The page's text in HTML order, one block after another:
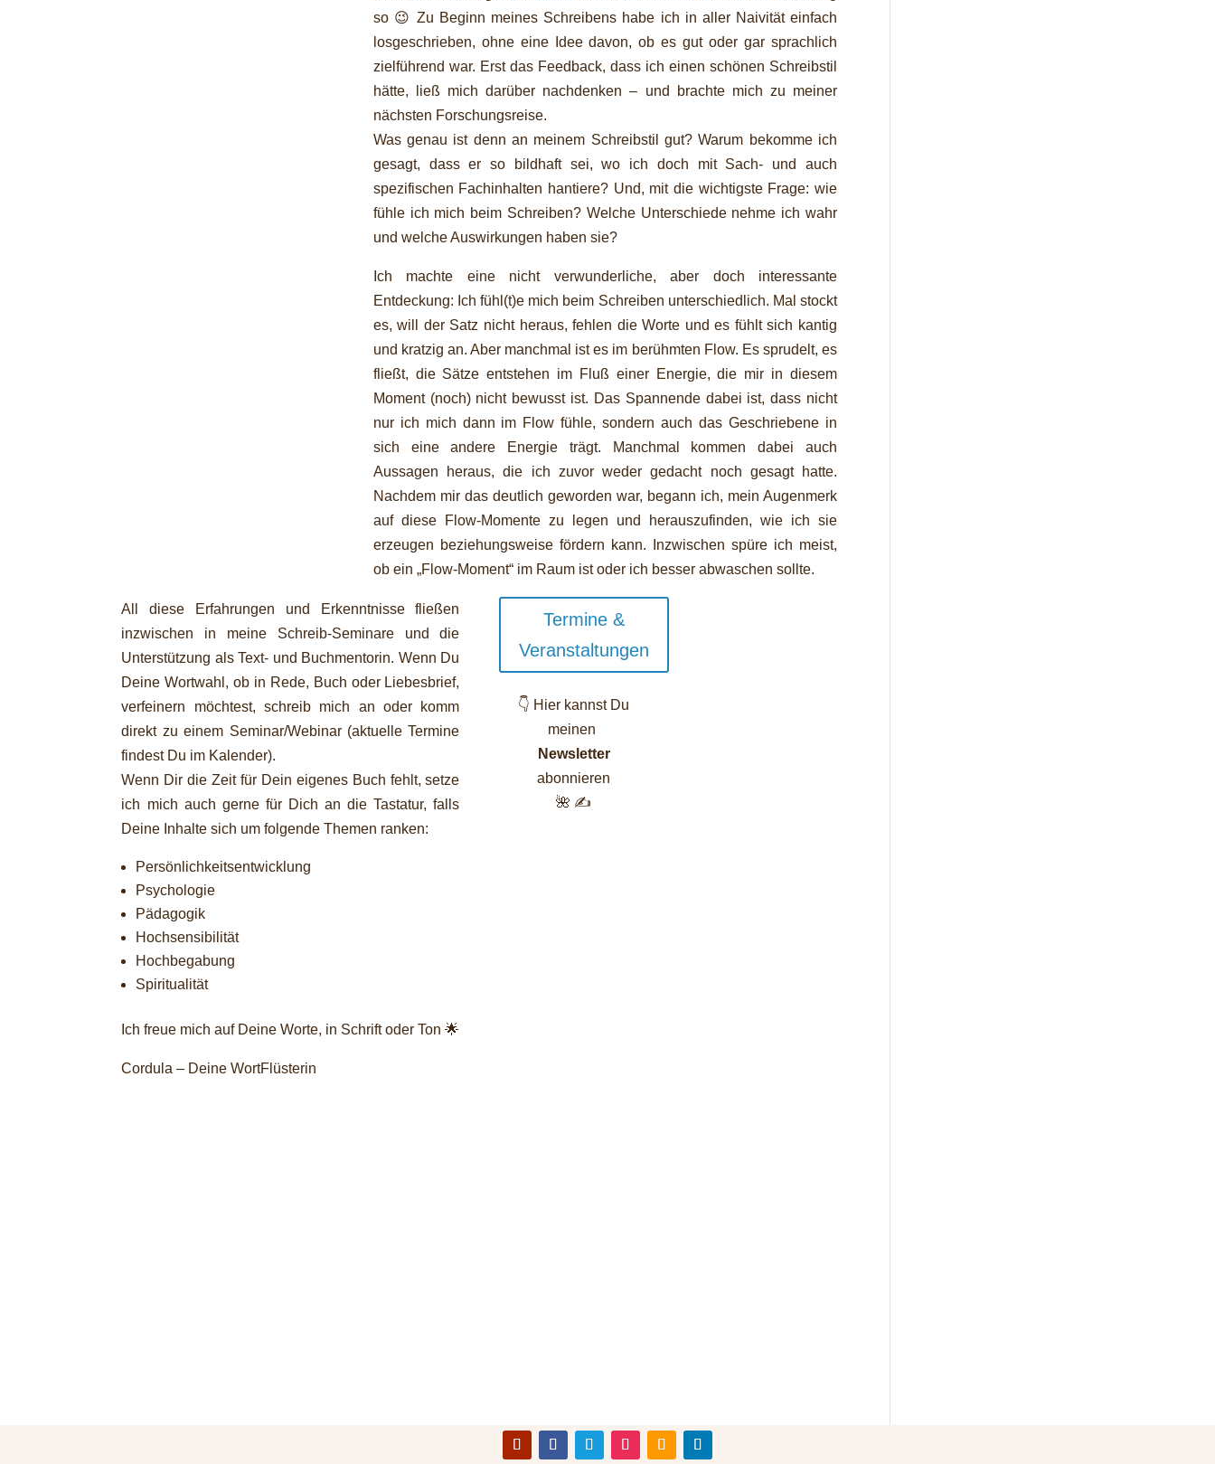
so 😉 Zu Beginn meines Schreibens habe ich in aller Naivität einfach
losgeschrieben, ohne eine Idee davon, ob es gut oder gar sprachlich
zielführend war. Erst das Feedback, dass ich einen schönen Schreibstil
hätte, ließ mich darüber nachdenken – und brachte mich zu meiner
nächsten Forschungsreise.
Was genau ist denn an meinem Schreibstil gut? Warum bekomme ich
gesagt, dass er so bildhaft sei, wo ich doch mit Sach- und auch
spezifischen Fachinhalten hantiere? Und, mit die wichtigste Frage: wie
fühle ich mich beim Schreiben? Welche Unterschiede nehme ich wahr
und welche Auswirkungen haben sie?
Ich machte eine nicht verwunderliche, aber doch interessante
Entdeckung: Ich fühl(t)e mich beim Schreiben unterschiedlich. Mal stockt
es, will der Satz nicht heraus, fehlen die Worte und es fühlt sich kantig
und kratzig an. Aber manchmal ist es im berühmten Flow. Es sprudelt, es
fließt, die Sätze entstehen im Fluß einer Energie, die mir in diesem
Moment (noch) nicht bewusst ist. Das Spannende dabei ist, dass nicht
nur ich mich dann im Flow fühle, sondern auch das Geschriebene in
sich eine andere Energie trägt. Manchmal kommen dabei auch
Aussagen heraus, die ich zuvor weder gedacht noch gesagt hatte.
Nachdem mir das deutlich geworden war, begann ich, mein Augenmerk
auf diese Flow-Momente zu legen und herauszufinden, wie ich sie
erzeugen beziehungsweise fördern kann. Inzwischen spüre ich meist,
ob ein „Flow-Moment“ im Raum ist oder ich besser abwaschen sollte.
All diese Erfahrungen und Erkenntnisse fließen
inzwischen in meine Schreib-Seminare und die
Unterstützung als Text- und Buchmentorin. Wenn Du
Deine Wortwahl, ob in Rede, Buch oder Liebesbrief,
verfeinern möchtest, schreib mich an oder komm
direkt zu einem Seminar/Webinar (aktuelle Termine
findest Du im Kalender).
Wenn Dir die Zeit für Dein eigenes Buch fehlt, setze
ich mich auch gerne für Dich an die Tastatur, falls
Deine Inhalte sich um folgende Themen ranken:
Persönlichkeitsentwicklung
Psychologie
Pädagogik
Hochsensibilität
Hochbegabung
Spiritualität
Ich freue mich auf Deine Worte, in Schrift oder Ton 🌟
Cordula – Deine WortFlüsterin
Termine &
Veranstaltungen
👇 Hier kannst Du
meinen
Newsletter
abonnieren
🌺 ✍️